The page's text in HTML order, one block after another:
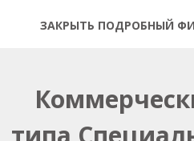
ЗАКРЫТЬ ПОДРОБНЫЙ